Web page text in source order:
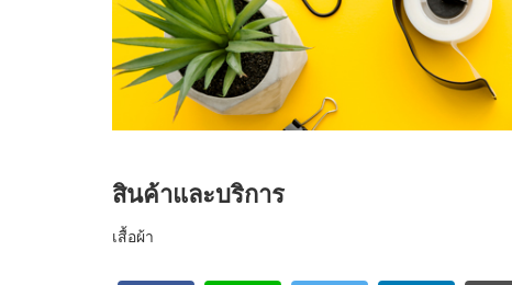
สินค้าและบริการ
เสื้อผ้า